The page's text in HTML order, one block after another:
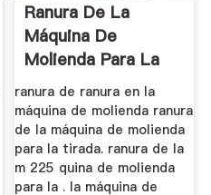
Ranura De La
Máquina De
Molienda Para La
Tirada
ranura de ranura en la
máquina de molienda ranura
de la máquina de molienda
para la tirada. ranura de la
m 225 quina de molienda
para la . la máquina de